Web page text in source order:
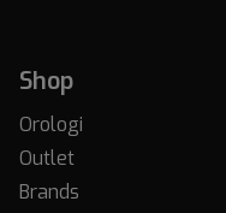
Shop
Orologi
Outlet
Brands